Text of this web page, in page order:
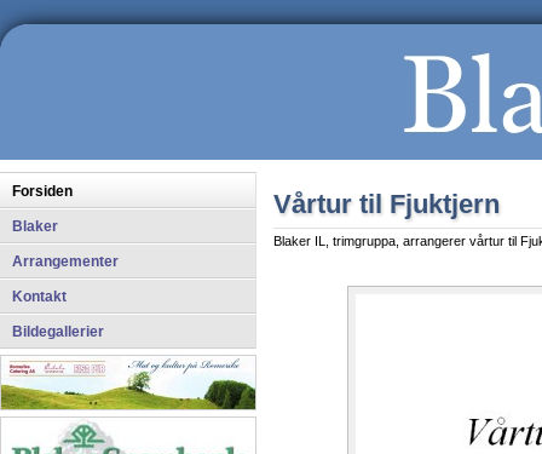
Forsiden
Blaker
Arrangementer
Kontakt
Bildegallerier
Vårtur til Fjuktjern
Blaker IL, trimgruppa, arrangerer vårtur til